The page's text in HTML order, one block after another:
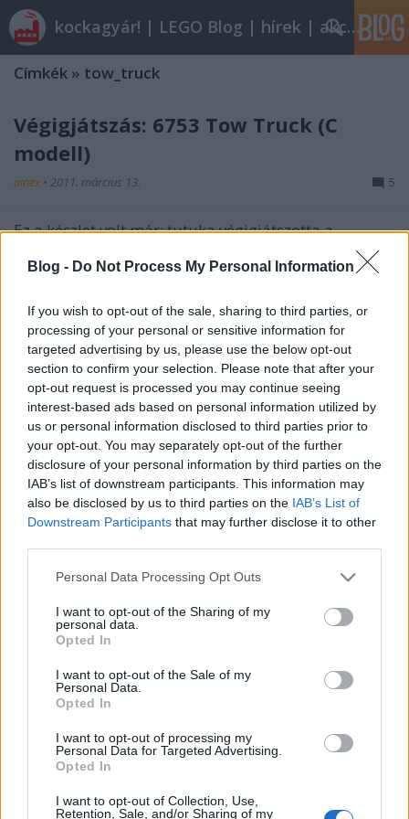
Blog - Do Not Process My Personal Information
If you wish to opt-out of the sale, sharing to third parties, or
processing of your personal or sensitive information for
targeted advertising by us, please use the below opt-out
section to confirm your selection. Please note that after your
opt-out request is processed you may continue seeing
interest-based ads based on personal information utilized by
us or personal information disclosed to third parties prior to
your opt-out. You may separately opt-out of the further
disclosure of your personal information by third parties on the
IAB’s list of downstream participants. This information may
also be disclosed by us to third parties on the IAB’s List of
Downstream Participants that may further disclose it to other
Please note that this website/app uses one or more Google
not limited to your visit or usage behaviour. You may click to
grant or deny consent to Google and its third-party tags to
use your data for below specified purposes in below Google
consent section.
Personal Data Processing Opt Outs
I want to opt-out of the Sharing of my
personal data.
Opted In
I want to opt-out of the Sale of my
Personal Data.
Opted In
I want to opt-out of processing my
Personal Data for Targeted Advertising.
Opted In
I want to opt-out of Collection, Use,
Retention, Sale, and/or Sharing of my
kockagyár! | LEGO Blog | hírek | akciók |
Címkék » tow_truck
Végigjátszás: 6753 Tow Truck (C
modell)
ainex • 2011. március 13. 5
Ez a készlet volt már: tutuka végigjátszotta a
főmodelljét. Akkor nem igazán tetszett, és drágának
is találtam. Aztán becsöppent a 6743-as. Meg az
főmodell majd' 1300 kockájának összerakása után
már nem jutott el a…
Egyedivé varázsolt gyári kamionok:
IИDOMITUNING
2011. február 07.
Magyarországon talán az Ikarus EAG (Egyedi
Autóbusz Gyár) az egyetlen ipari léptékű
letéteményese az alap- vagy sztenderd kivitelű
haszongépjárművek tuningolásának. De nem így a
ismert IИDOMITUS kolléga néhány nagyszerű…
IИDOMITUNING: 7642 ráncfelvarrva
Erről egyszer már szétlelkendeztem
magam:IИDOMITUS azonban úgy gondolta, hogy
van még mit csinosítani rajta:Szerintem elsősorban
barátságosabb lett. Szerinted?